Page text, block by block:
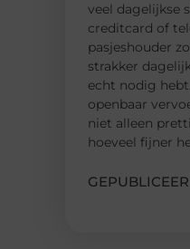
veel dagelijkse
creditcard of
pasjeshouder
strakker
echt nodig
openbaar
niet alleen
hoeveel fijner